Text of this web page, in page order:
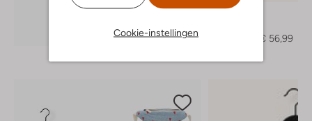
Cookie-instellingen
Ontdek de look
€ 56,99